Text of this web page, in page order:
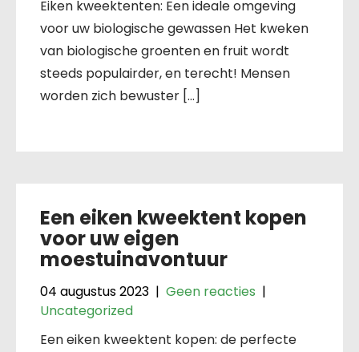
Eiken kweektenten: Een ideale omgeving
voor uw biologische gewassen Het kweken
van biologische groenten en fruit wordt
steeds populairder, en terecht! Mensen
worden zich bewuster […]
Een eiken kweektent kopen
voor uw eigen
moestuinavontuur
04 augustus 2023 | Geen reacties |
Uncategorized
Een eiken kweektent kopen: de perfecte